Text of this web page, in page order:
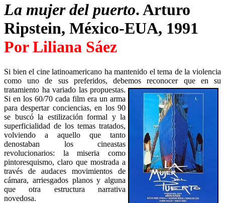
La mujer del puerto. Arturo
Ripstein, México-EUA, 1991
Por Liliana Sáez
Si bien el cine latinoamericano ha mantenido el tema de la violencia
como uno de sus preferidos, debemos reconocer que en su
tratamiento ha variado las propuestas.
Si en los 60/70 cada film era un arma
para despertar conciencias, en los 90
se buscó la estilización formal y la
superficialidad de los temas tratados,
volviendo a aquello que tanto
denostaban los cineastas
revolucionarios: la miseria como
pintoresquismo, claro que mostrada a
través de audaces movimientos de
cámara, arriesgados planos y alguna
que otra estructura narrativa
novedosa.